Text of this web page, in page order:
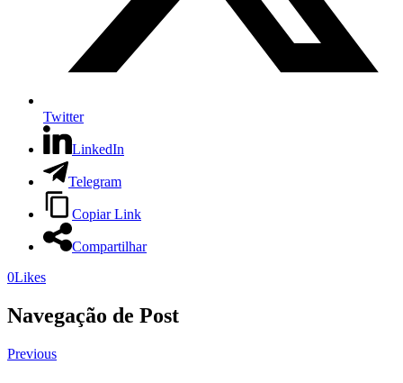
Twitter
LinkedIn
Telegram
Copiar Link
Compartilhar
0Likes
Navegação de Post
Previous